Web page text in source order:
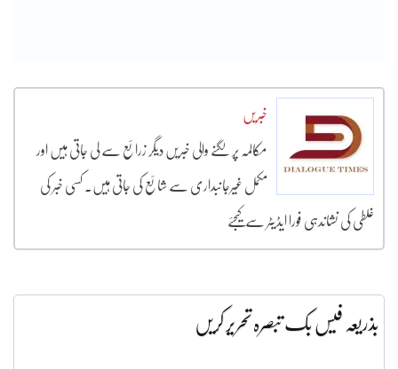
خبریں
مکالمہ پر لگنے والی خبریں دیگر زرائع سے لی جاتی ہیں اور
مکمل غیرجانبداری سے شائع کی جاتی ہیں۔ کسی خبر کی
غلطی کی نشاندہی فورا ایڈیٹر سے کیجئے
بذریعہ فیس بک تبصرہ تحریر کریں